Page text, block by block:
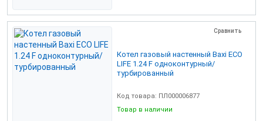
Сравнить
Котел газовый настенный Baxi ECO
LIFE 1.24 F одноконтурный/
турбированный
Код товара: ПЛ000006877
Товар в наличии